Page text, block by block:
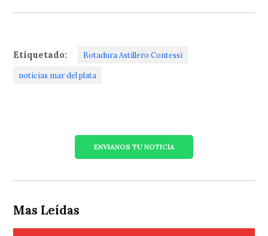
Etiquetado: Botadura Astillero Contessi
noticias mar del plata
ENVIANOS TU NOTICIA
Mas Leídas